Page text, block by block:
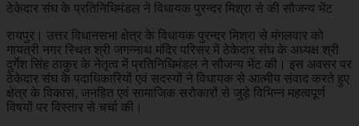
ठेकेदार संघ के प्रतिनिधिमंडल ने विधायक पुरन्दर मिश्रा से की सौजन्य भेंट
रायपुर। उत्तर विधानसभा क्षेत्र के विधायक पुरन्दर मिश्रा से मंगलवार को
गायत्री नगर स्थित श्री जगन्नाथ मंदिर परिसर में ठेकेदार संघ के अध्यक्ष श्री
दुर्गेश सिंह ठाकुर के नेतृत्व में प्रतिनिधिमंडल ने सौजन्य भेंट की। इस अवसर पर
ठेकेदार संघ के पदाधिकारियों एवं सदस्यों ने विधायक से आत्मीय संवाद करते हुए
क्षेत्र के विकास, जनहित एवं सामाजिक सरोकारों से जुड़े विभिन्न महत्वपूर्ण
विषयों पर विस्तार से चर्चा की।